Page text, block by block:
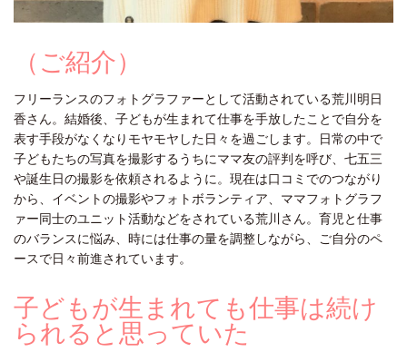
（ご紹介）
フリーランスのフォトグラファーとして活動されている荒川明日
香さん。結婚後、子どもが生まれて仕事を手放したことで自分を
表す手段がなくなりモヤモヤした日々を過ごします。日常の中で
子どもたちの写真を撮影するうちにママ友の評判を呼び、七五三
や誕生日の撮影を依頼されるように。現在は口コミでのつながり
から、イベントの撮影やフォトボランティア、ママフォトグラフ
ァー同士のユニット活動などをされている荒川さん。育児と仕事
のバランスに悩み、時には仕事の量を調整しながら、ご自分のペ
ースで日々前進されています。
子どもが生まれても仕事は続け
られると思っていた